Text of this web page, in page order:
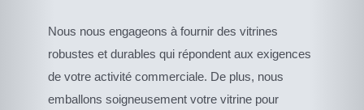
Nous nous engageons à fournir des vitrines
robustes et durables qui répondent aux exigences
de votre activité commerciale. De plus, nous
emballons soigneusement votre vitrine pour